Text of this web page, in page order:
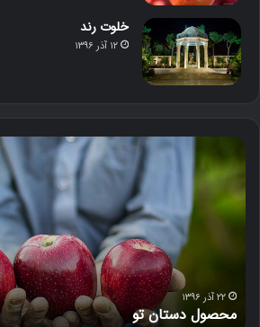
خلوت رند
۱۲ آذر ۱۳۹۶
و
ن
۱۸ آذر ۱۳۹۶
دل‌خون